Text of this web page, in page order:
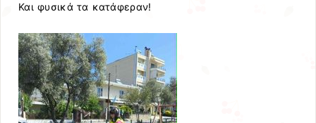
Και φυσικά τα κατάφεραν!